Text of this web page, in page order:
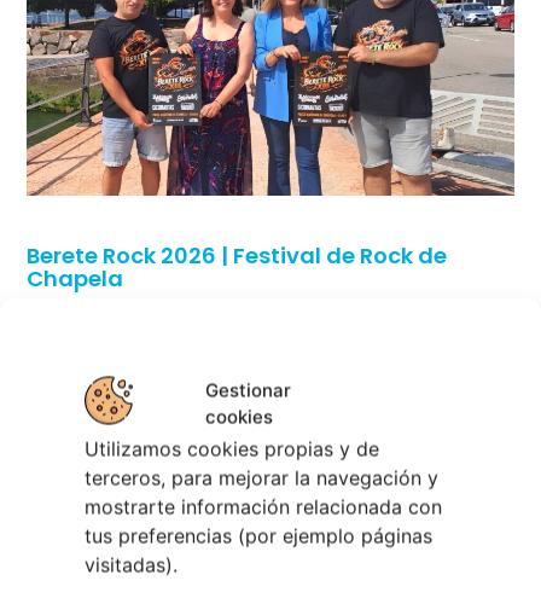
Gestionar
cookies
Utilizamos cookies propias y de
terceros, para mejorar la navegación y
mostrarte información relacionada con
tus preferencias (por ejemplo páginas
visitadas).
Berete Rock 2026 | Festival de Rock de
Chapela
Festival Noites Teatrais de Vilamarín 2026
julio, 2026
Verano Cultural de Seixalbo 2026 31 mayo,
2026
A bailar! | Espectáculo en Baños de Molga
mayo, 2026